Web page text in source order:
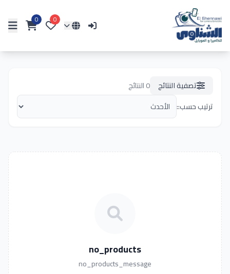
0
0
تصفية النتائج 0النتائج
ترتيب حسب::
no_products
no_products_message